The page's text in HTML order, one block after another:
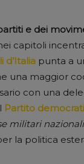
e dei
capitoli
d’Italia punta a
una maggior
con una
Partito
militari
la politica